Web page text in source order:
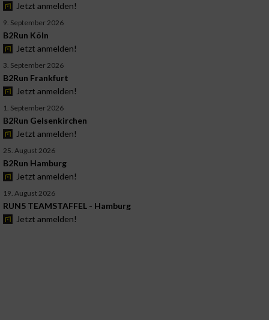
Jetzt anmelden!
9. September 2026
B2Run Köln
Jetzt anmelden!
3. September 2026
B2Run Frankfurt
Jetzt anmelden!
1. September 2026
B2Run Gelsenkirchen
Jetzt anmelden!
25. August 2026
B2Run Hamburg
Jetzt anmelden!
19. August 2026
RUN5 TEAMSTAFFEL - Hamburg
Jetzt anmelden!